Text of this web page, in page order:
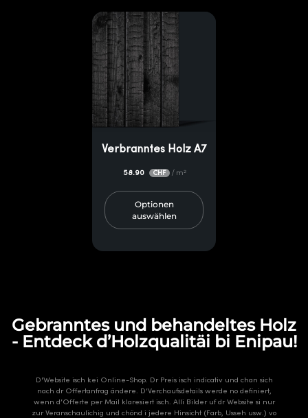
Verbranntes Holz A7
58.90 CHF / m²
Optionen
auswählen
Gebranntes und behandeltes Holz
- Entdeck d’Holzqualitäi bi Enipau!
D'Website isch kei Online-Shop. Dr Preis isch indicativ und chan sich
nach dr Offertanfrag ändere. D’Verchaufsdetails werde no definiert,
wenn d’Offerte per Mail klaresiert isch. Alli Bilder uf dr Website si nur
zur Veranschaulichig und chönd i jedere Hinsicht (Farb, Usseh usw.) vo